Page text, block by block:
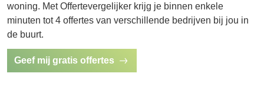
woning. Met Offertevergelijker krijg je binnen enkele
minuten tot 4 offertes van verschillende bedrijven bij jou in
de buurt.
Geef mij gratis offertes